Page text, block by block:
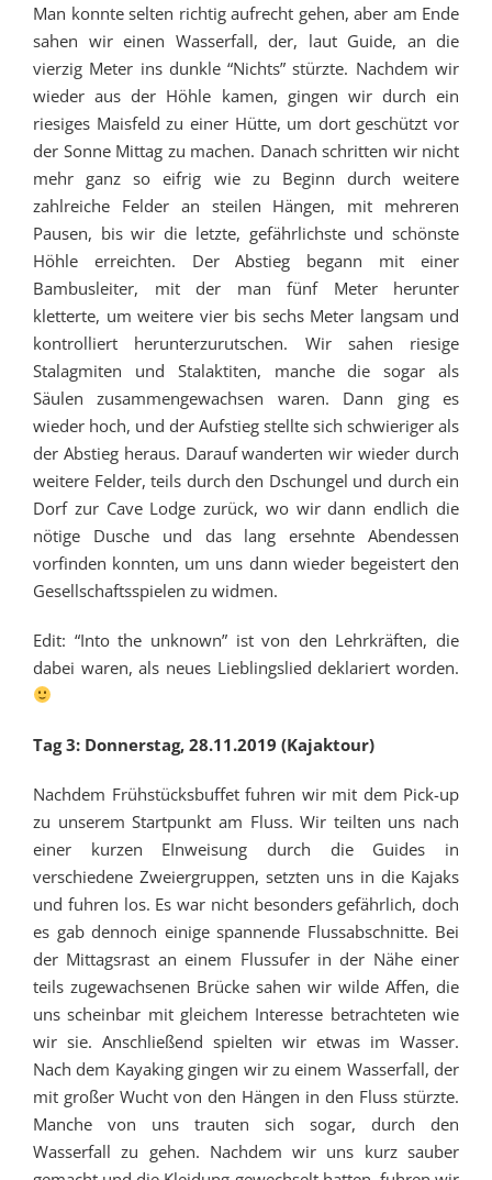
Man konnte selten richtig aufrecht gehen, aber am Ende
sahen wir einen Wasserfall, der, laut Guide, an die
vierzig Meter ins dunkle “Nichts” stürzte. Nachdem wir
wieder aus der Höhle kamen, gingen wir durch ein
riesiges Maisfeld zu einer Hütte, um dort geschützt vor
der Sonne Mittag zu machen. Danach schritten wir nicht
mehr ganz so eifrig wie zu Beginn durch weitere
zahlreiche Felder an steilen Hängen, mit mehreren
Pausen, bis wir die letzte, gefährlichste und schönste
Höhle erreichten. Der Abstieg begann mit einer
Bambusleiter, mit der man fünf Meter herunter
kletterte, um weitere vier bis sechs Meter langsam und
kontrolliert herunterzurutschen. Wir sahen riesige
Stalagmiten und Stalaktiten, manche die sogar als
Säulen zusammengewachsen waren. Dann ging es
wieder hoch, und der Aufstieg stellte sich schwieriger als
der Abstieg heraus. Darauf wanderten wir wieder durch
weitere Felder, teils durch den Dschungel und durch ein
Dorf zur Cave Lodge zurück, wo wir dann endlich die
nötige Dusche und das lang ersehnte Abendessen
vorfinden konnten, um uns dann wieder begeistert den
Gesellschaftsspielen zu widmen.
Edit: “Into the unknown” ist von den Lehrkräften, die
dabei waren, als neues Lieblingslied deklariert worden.
Tag 3: Donnerstag, 28.11.2019 (Kajaktour)
Nachdem Frühstücksbuffet fuhren wir mit dem Pick-up
zu unserem Startpunkt am Fluss. Wir teilten uns nach
einer kurzen EInweisung durch die Guides in
verschiedene Zweiergruppen, setzten uns in die Kajaks
und fuhren los. Es war nicht besonders gefährlich, doch
es gab dennoch einige spannende Flussabschnitte. Bei
der Mittagsrast an einem Flussufer in der Nähe einer
teils zugewachsenen Brücke sahen wir wilde Affen, die
uns scheinbar mit gleichem Interesse betrachteten wie
wir sie. Anschließend spielten wir etwas im Wasser.
Nach dem Kayaking gingen wir zu einem Wasserfall, der
mit großer Wucht von den Hängen in den Fluss stürzte.
Manche von uns trauten sich sogar, durch den
Wasserfall zu gehen. Nachdem wir uns kurz sauber